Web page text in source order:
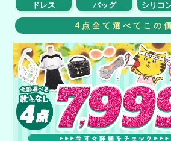
ドレス バッグ シリコ
4点全て選べてこの